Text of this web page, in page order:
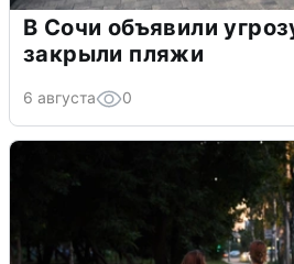
В Сочи объявили
закрыли пляжи
6 августа 0